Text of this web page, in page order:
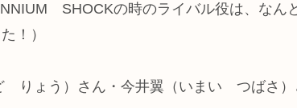
SHOCKの時のライバル役は、なん
！）
りょう）さん・今井翼（いまい つばさ）